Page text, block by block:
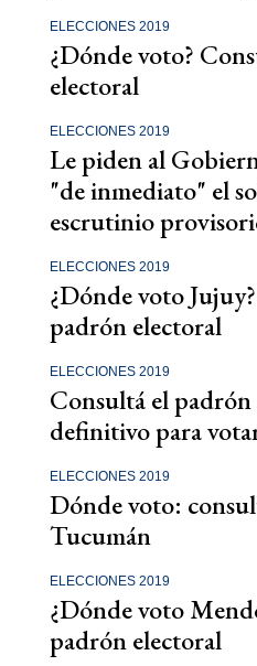
ELECCIONES 2019
¿Dónde voto?
electoral
ELECCIONES 2019
Le piden al
"de inmediato" el
escrutinio
ELECCIONES 2019
¿Dónde voto
padrón electoral
ELECCIONES 2019
Consultá el
definitivo para
ELECCIONES 2019
Dónde voto:
Tucumán
ELECCIONES 2019
¿Dónde voto
padrón electoral